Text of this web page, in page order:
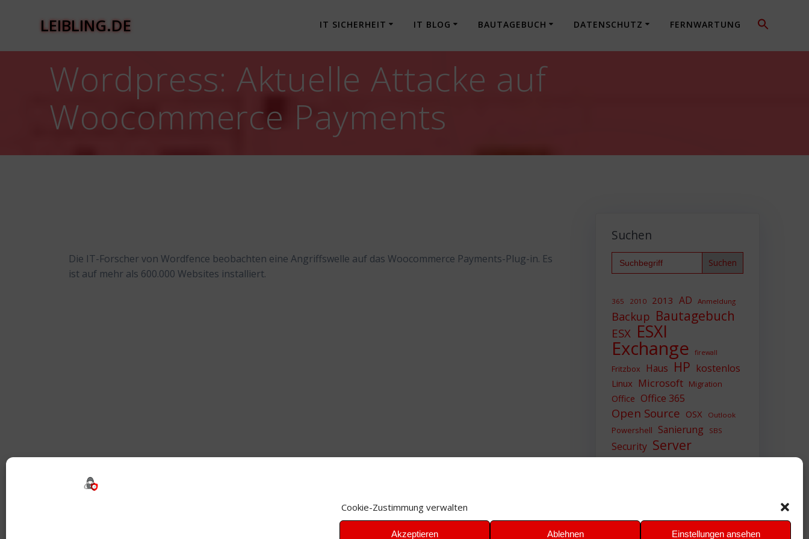
Cookie-Zustimmung verwalten
Akzeptieren Ablehnen Einstellungen ansehen
LEIBLING.DE IT SICHERHEIT IT BLOG BAUTAGEBUCH DATENSCHUTZ FERNWARTUNG
Wordpress: Aktuelle Attacke auf
Woocommerce Payments
Die IT-Forscher von Wordfence beobachten eine Angriffswelle auf das Woocommerce Payments-Plug-in. Es
ist auf mehr als 600.000 Websites installiert.
Suchen
Search
for:
365 2010 2013 AD Anmeldung
Backup Bautagebuch
ESX ESXI
Exchange firewall
Fritzbox Haus HP kostenlos
Linux Microsoft Migration
Office Office 365
Open Source OSX Outlook
Powershell Sanierung SBS
Security Server
Sicherheit SIEM
VMWare VPN WAZUH